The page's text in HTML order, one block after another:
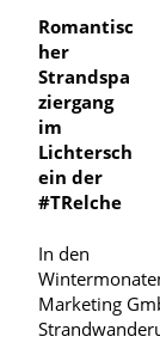
Romantisc
her
Strandspa
ziergang
im
Lichtersch
ein der
#TRelche
In den
Marketing